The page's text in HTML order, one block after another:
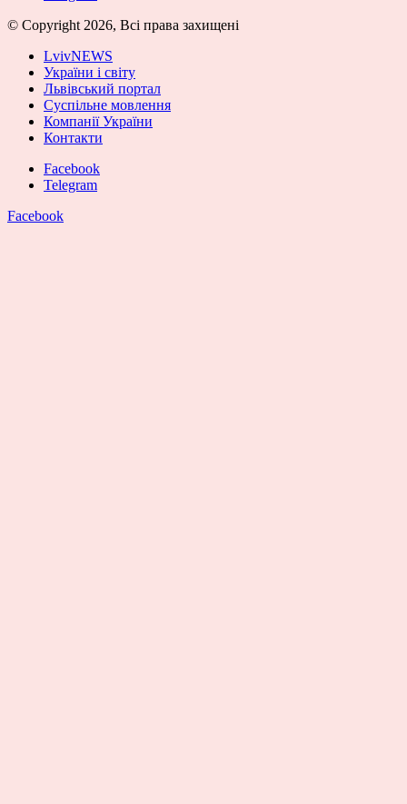
© Copyright 2026, Всі права захищені
LvivNEWS
України і світу
Львівський портал
Суспільне мовлення
Компанії України
Контакти
Facebook
Telegram
Facebook